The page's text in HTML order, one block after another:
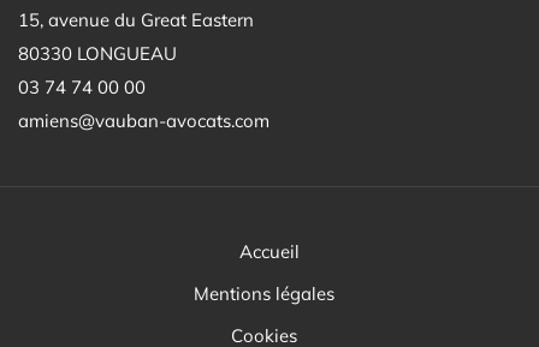
15, avenue du Great Eastern
80330 LONGUEAU
03 74 74 00 00
amiens@vauban-avocats.com
Accueil
Mentions légales
Cookies